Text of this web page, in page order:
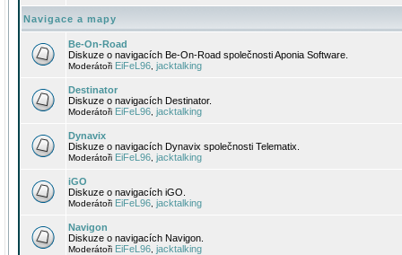
Navigace a mapy
Be-On-Road
Diskuze o navigacích Be-On-Road společnosti Aponia Software.
Moderátoři EiFeL96 jacktalking
Destinator
Diskuze o navigacích Destinator.
Moderátoři EiFeL96 jacktalking
Dynavix
Diskuze o navigacích Dynavix společnosti Telematix.
Moderátoři EiFeL96 jacktalking
iGO
Diskuze o navigacích iGO.
Moderátoři EiFeL96 jacktalking
Navigon
Diskuze o navigacích Navigon.
Moderátoři EiFeL96 jacktalking